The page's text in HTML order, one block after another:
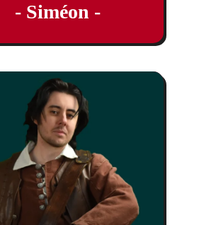
- Siméon -